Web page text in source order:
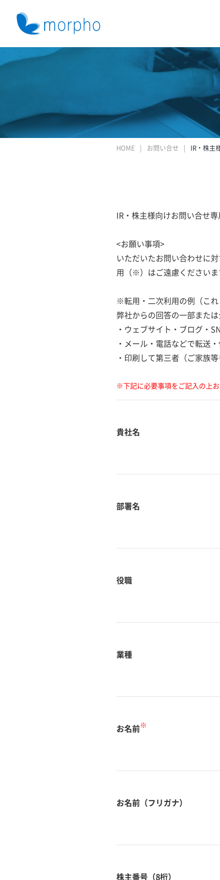
HOME お問い合せ IR・株主
IR・株主様向けお問い合せ
<お願い事項>
いただいたお問い合わせに
用（※）はご遠慮ください
※転用・二次利用の例（こ
弊社からの回答の一部また
・ウェブサイト・ブログ・
・メール・電話などで転送
・印刷して第三者（ご家族
※下記に必要事項をご記入の上
貴社名
部署名
役職
業種
お名前※
お名前（フリガナ）
株主番号（8桁）